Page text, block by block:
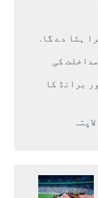
کی
مقامات اور برانڈ کا